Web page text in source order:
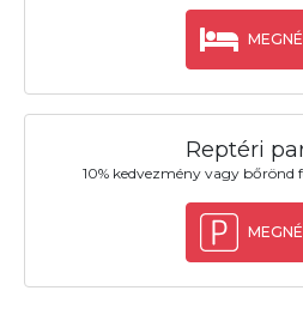
Reptéri
10% kedvezmény vagy bőrönd